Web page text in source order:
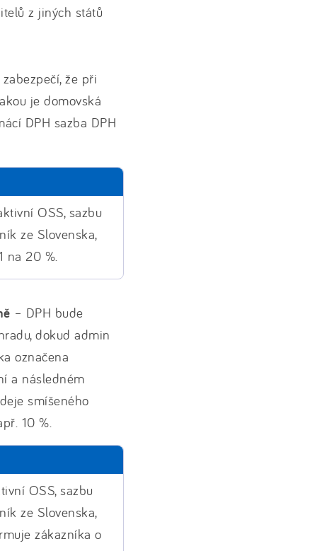
z jiných států
že při
je domovská
DPH sazba DPH
OSS, sazbu
ze Slovenska,
na 20 %.
– DPH bude
dokud admin
označena
a následném
smíšeného
10 %.
OSS, sazbu
ze Slovenska,
zákazníka o